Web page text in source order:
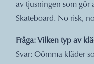
av tjusningen som gör
Skateboard. No risk,
Fråga: Vilken typ av
Svar: Oömma kläder